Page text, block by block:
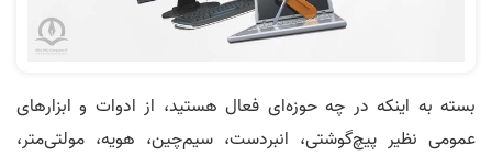
بسته به اینکه در چه حوزه‌ای فعال هستید، از ادوات و ابزارهای
عمومی نظیر پیچ‌گوشتی، انبردست، سیم‌چین، هویه، مولتی‌متر،